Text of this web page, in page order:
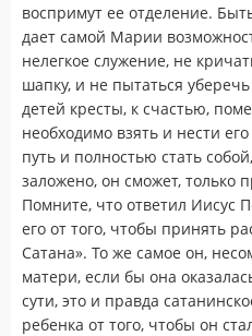
воспримут ее отделение.
дает самой Марии
нелегкое служение, не
шапку, и не пытаться
детей кресты, к счастью,
необходимо взять и нести
путь и полностью стать
заложено, он сможет, только
Помните, что ответил Иисус
его от того, чтобы принять
Сатана». То же самое он,
матери, если бы она
сути, это и правда
ребенка от того, чтобы он